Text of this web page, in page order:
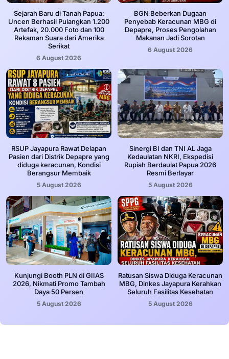
Sejarah Baru di Tanah Papua:
Uncen Berhasil Pulangkan 1.200
Artefak, 20.000 Foto dan 100
Rekaman Suara dari Amerika
Serikat
6 August 2026
BGN Beberkan Dugaan
Penyebab Keracunan MBG di
Depapre, Proses Pengolahan
Makanan Jadi Sorotan
6 August 2026
RSUP Jayapura Rawat Delapan
Pasien dari Distrik Depapre yang
diduga keracunan, Kondisi
Berangsur Membaik
5 August 2026
Sinergi BI dan TNI AL Jaga
Kedaulatan NKRI, Ekspedisi
Rupiah Berdaulat Papua 2026
Resmi Berlayar
5 August 2026
Kunjungi Booth PLN di GIIAS
2026, Nikmati Promo Tambah
Daya 50 Persen
5 August 2026
Ratusan Siswa Diduga Keracunan
MBG, Dinkes Jayapura Kerahkan
Seluruh Fasilitas Kesehatan
5 August 2026